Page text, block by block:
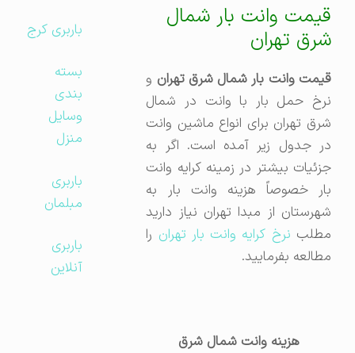
قیمت وانت بار شمال
شرق تهران
قیمت وانت بار شمال شرق تهرانو
نرخ حمل بار با وانت در شمال
شرق تهران برای انواع ماشین وانت
در جدول زیر آمده است. اگر به
جزئیات بیشتر در زمینه کرایه وانت
بار خصوصاً هزینه وانت بار به
شهرستان از مبدا تهران نیاز دارید
مطلبنرخ کرایه وانت بار تهرانرا
مطالعه بفرمایید.
هزینه وانت شمال شرق
باربری کرج
بسته
بندی
وسایل
منزل
باربری
مبلمان
باربری
آنلاین